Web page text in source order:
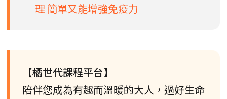
理 簡單又能增強免疫力
【橘世代課程平台】
陪伴您成為有趣而溫暖的大人，過好生命